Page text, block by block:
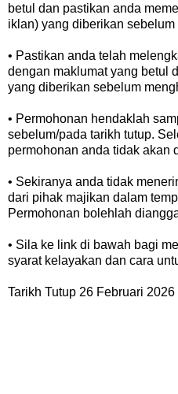
betul dan pastikan anda
iklan) yang diberikan
• Pastikan anda telah
dengan maklumat yang betul
yang diberikan sebelum
• Permohonan hendaklah
sebelum/pada tarikh tutup.
permohonan anda tidak akan
• Sekiranya anda tidak
dari pihak majikan dalam
Permohonan bolehlah
• Sila ke link di bawah bagi
syarat kelayakan dan cara
Tarikh Tutup 26 Februari 2026